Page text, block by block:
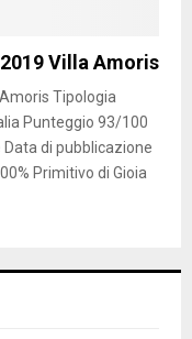
Villa Amoris
Tipologia
Punteggio 93/100
di pubblicazione
Primitivo di Gioia